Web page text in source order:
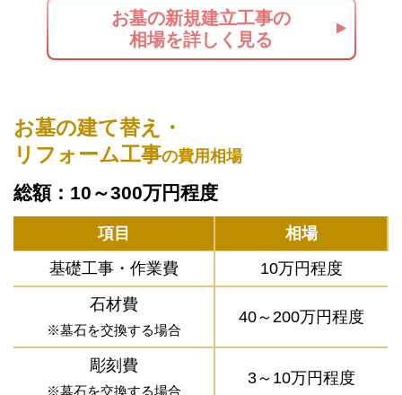
お墓の新規建立工事の
相場を詳しく見る
お墓の建て替え・
リフォーム工事の費用相場
総額：10～300万円程度
項目
相場
基礎工事・作業費
10万円程度
石材費
※墓石を交換する場合
40～200万円程度
彫刻費
※墓石を交換する場合
3～10万円程度